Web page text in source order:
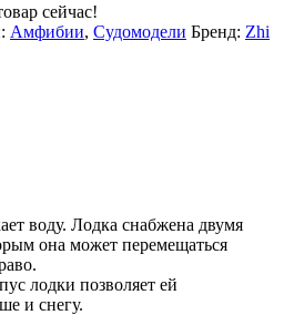
сейчас!
Амфибии, Судомодели Бренд: Zhi
воду. Лодка снабжена двумя
она может перемещаться
лодки позволяет ей
и снегу.